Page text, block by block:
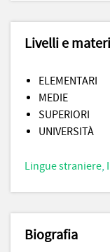
Livelli e
ELEMENTARI
MEDIE
SUPERIORI
UNIVERSITÀ
Lingue straniere,
Biografia